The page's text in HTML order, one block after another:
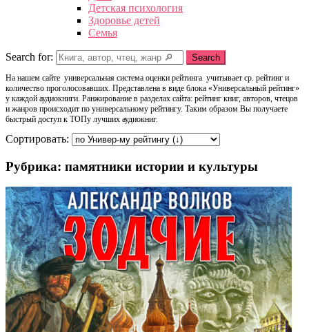
Детская психология
Здоровье детей
Семья
Search for: Search
На нашем сайте универсальная система оценки рейтинга учитывает ср. рейтинг и
количество проголосовавших. Представлена в виде блока «Универсальный рейтинг»
у каждой аудиокниги. Ранжирование в разделах сайта: рейтинг книг, авторов, чтецов
и жанров происходит по универсальному рейтингу. Таким образом Вы получаете
быстрый доступ к ТОПу лучших аудиокниг.
Сортировать:
Рубрика: памятники истории и культуры